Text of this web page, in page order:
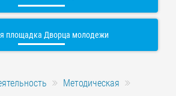
площадка Дворца молодежи
Методическая